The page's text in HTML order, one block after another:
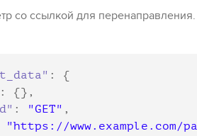
со ссылкой для перенаправления.
: {
: {},
: "GET" ,
"https://www.example.com/pay"